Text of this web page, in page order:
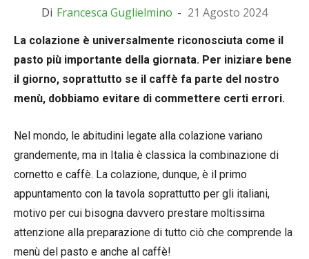
Di Francesca Guglielmino - 21 Agosto 2024
La colazione è universalmente riconosciuta come il
pasto più importante della giornata. Per iniziare bene
il giorno, soprattutto se il caffè fa parte del nostro
menù, dobbiamo evitare di commettere certi errori.
Nel mondo, le abitudini legate alla colazione variano
grandemente, ma in Italia è classica la combinazione di
cornetto e caffè. La colazione, dunque, è il primo
appuntamento con la tavola soprattutto per gli italiani,
motivo per cui bisogna davvero prestare moltissima
attenzione alla preparazione di tutto ciò che comprende la
menù del pasto e anche al caffè!